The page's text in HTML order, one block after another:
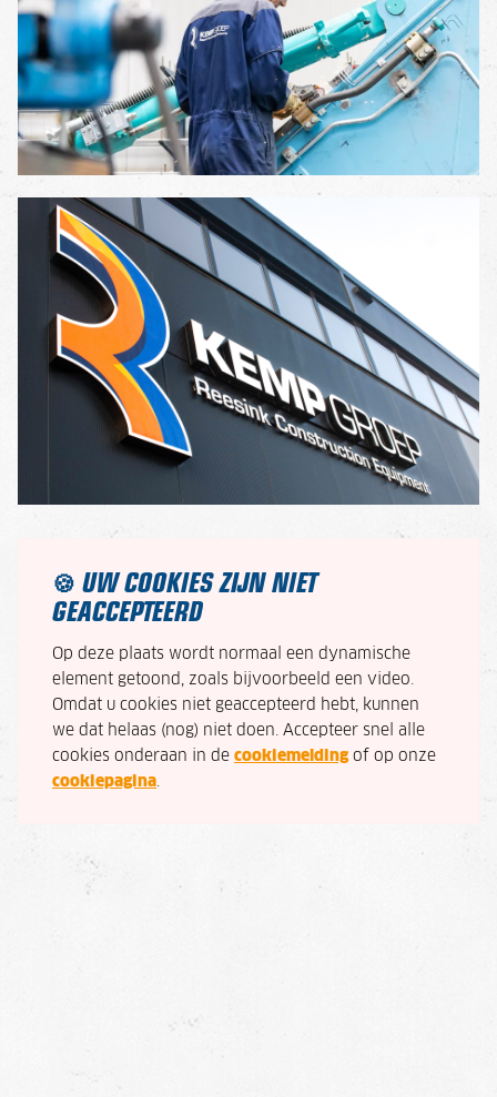
🍪 UW COOKIES ZIJN NIET
GEACCEPTEERD
Op deze plaats wordt normaal een dynamische
element getoond, zoals bijvoorbeeld een video.
Omdat u cookies niet geaccepteerd hebt, kunnen
we dat helaas (nog) niet doen. Accepteer snel alle
cookies onderaan in de cookiemeldingof op onze
cookiepagina.